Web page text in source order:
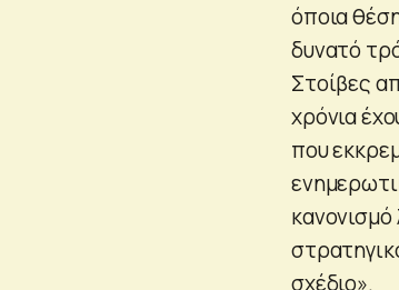
όποια
δυνατό
Στοίβες
χρόνια
που
σχέδιο».